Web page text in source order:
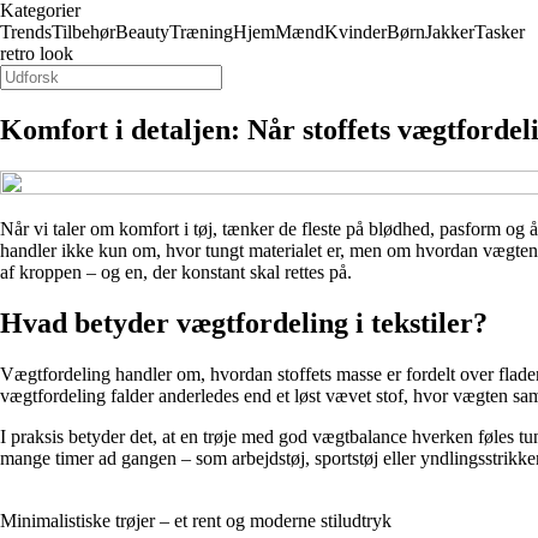
Kategorier
TrendsTilbehørBeautyTræningHjemMændKvinderBørnJakkerTasker
retro look
Komfort i detaljen: Når stoffets
Når vi taler om komfort i tøj, tænker de fleste på blødhed, pasform og
handler ikke kun om, hvor tungt materialet er, men om hvordan
af kroppen – og en, der konstant skal rettes på.
Hvad betyder vægtfordeling i tekstiler?
Vægtfordeling handler om, hvordan stoffets masse er fordelt over
vægtfordeling falder anderledes end et løst vævet stof, hvor vægten
I praksis betyder det, at en trøje med god vægtbalance hverken føles
mange timer ad gangen – som arbejdstøj, sportstøj eller
Minimalistiske trøjer – et rent og moderne stiludtryk